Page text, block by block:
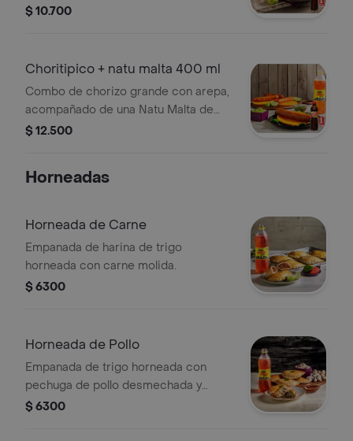
+natu malta 400 ml
$ 10.700
Choritipico + natu malta 400 ml
Combo de chorizo grande con arepa,
acompañado de una Natu Malta de
400 ml.
$ 12.500
Horneadas
Horneada de Carne
Empanada de harina de trigo
horneada con carne molida.
$ 6300
Horneada de Pollo
Empanada de trigo horneada con
pechuga de pollo desmechada y
champiñones en salsa bechamel.
$ 6300